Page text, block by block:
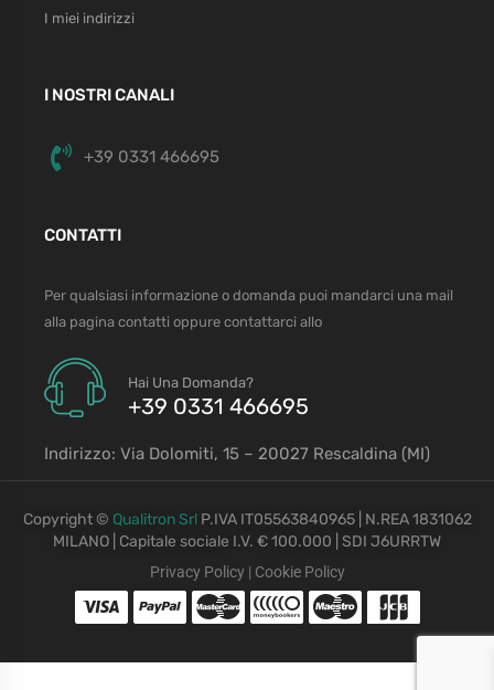
I miei indirizzi
I NOSTRI CANALI
+39 0331 466695
CONTATTI
Per qualsiasi informazione o domanda puoi mandarci una mail
alla pagina contatti oppure contattarci allo
Hai Una Domanda?
+39 0331 466695
Indirizzo: Via Dolomiti, 15 – 20027 Rescaldina (MI)
Copyright © Qualitron SrlP.IVA IT05563840965 | N.REA 1831062
MILANO | Capitale sociale I.V. € 100.000 | SDI J6URRTW
Privacy Policy| Cookie Policy